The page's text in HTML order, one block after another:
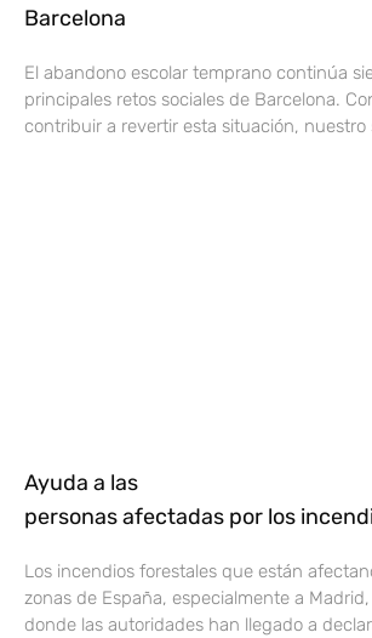
Barcelona
El abandono escolar temprano continúa
principales retos sociales de Barcelona.
contribuir a revertir esta situación, nuestro
Ayuda a las
personas afectadas por los
Los incendios forestales que están
zonas de España, especialmente a
donde las autoridades han llegado a